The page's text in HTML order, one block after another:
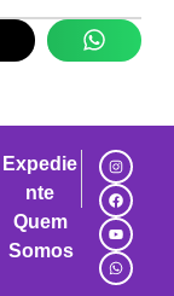
Expedie
nte
Quem
Somos